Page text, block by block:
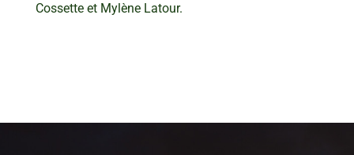
Cossette et Mylène Latour.